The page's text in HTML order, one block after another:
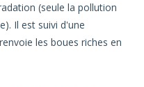
(seule la pollution
Il est suivi d'une
les boues riches en